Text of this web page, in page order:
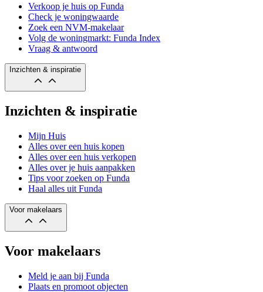
Verkoop je huis op Funda
Check je woningwaarde
Zoek een NVM-makelaar
Volg de woningmarkt: Funda Index
Vraag & antwoord
Inzichten & inspiratie
Inzichten & inspiratie
Mijn Huis
Alles over een huis kopen
Alles over een huis verkopen
Alles over je huis aanpakken
Tips voor zoeken op Funda
Haal alles uit Funda
Voor makelaars
Voor makelaars
Meld je aan bij Funda
Plaats en promoot objecten